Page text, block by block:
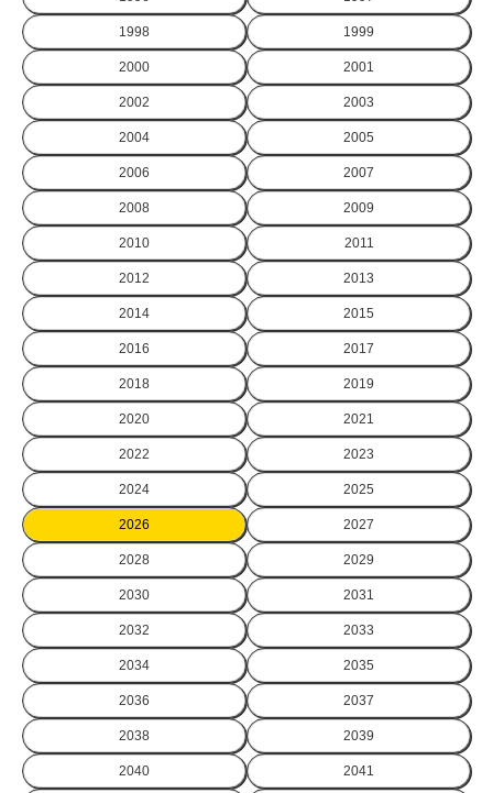
1998 1999
2000 2001
2002 2003
2004 2005
2006 2007
2008 2009
2010 2011
2012 2013
2014 2015
2016 2017
2018 2019
2020 2021
2022 2023
2024 2025
2026 2027
2028 2029
2030 2031
2032 2033
2034 2035
2036 2037
2038 2039
2040 2041